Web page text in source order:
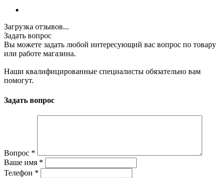
Загрузка отзывов...
Задать вопрос
Вы можете задать любой интересующий вас вопрос по товару
или работе магазина.
Наши квалифицированные специалисты обязательно вам
помогут.
Задать вопрос
Вопрос *
Ваше имя *
Телефон *